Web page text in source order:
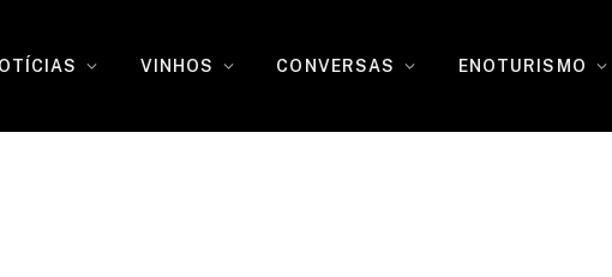
VINHOS CONVERSAS ENOTURISMO